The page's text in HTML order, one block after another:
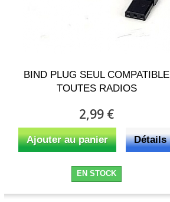
BIND PLUG SEUL COMPATIBLE
TOUTES RADIOS
2,99 €
Ajouter au panier Détails
EN STOCK